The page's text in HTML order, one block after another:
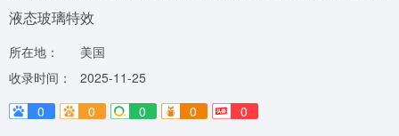
液态玻璃特效
所在地：
美国
收录时间：
2025-11-25
0
0 0 0 0